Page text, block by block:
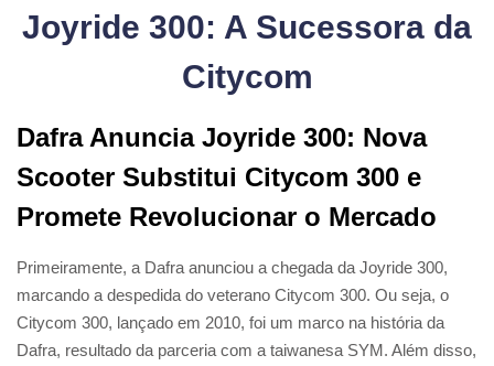
Joyride 300: A Sucessora da
Citycom
Dafra Anuncia Joyride 300: Nova
Scooter Substitui Citycom 300 e
Promete Revolucionar o Mercado
Primeiramente, a Dafra anunciou a chegada da Joyride 300,
marcando a despedida do veterano Citycom 300. Ou seja, o
Citycom 300, lançado em 2010, foi um marco na história da
Dafra, resultado da parceria com a taiwanesa SYM. Além disso,